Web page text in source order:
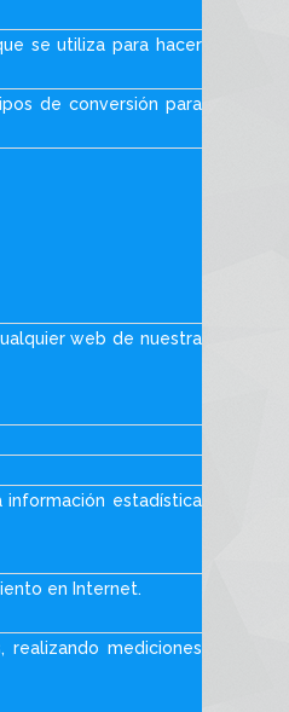
se utiliza para hacer
de conversión para
web de nuestra
información estadística
en Internet.
mediciones